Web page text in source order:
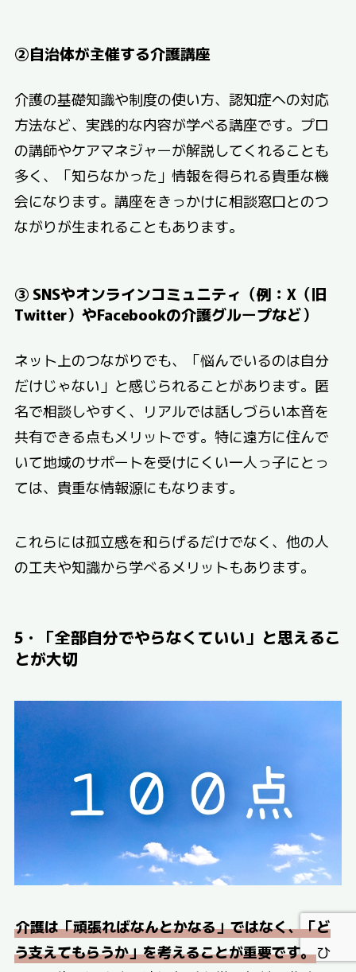
②自治体が主催する介護講座
介護の基礎知識や制度の使い方、認知症への対応
方法など、実践的な内容が学べる講座です。プロ
の講師やケアマネジャーが解説してくれることも
多く、「知らなかった」情報を得られる貴重な機
会になります。講座をきっかけに相談窓口とのつ
ながりが生まれることもあります。
③ SNSやオンラインコミュニティ（例：X（旧
Twitter）やFacebookの介護グループなど）
ネット上のつながりでも、「悩んでいるのは自分
だけじゃない」と感じられることがあります。匿
名で相談しやすく、リアルでは話しづらい本音を
共有できる点もメリットです。特に遠方に住んで
いて地域のサポートを受けにくい一人っ子にとっ
ては、貴重な情報源にもなります。
これらには孤立感を和らげるだけでなく、他の人
の工夫や知識から学べるメリットもあります。
5・「全部自分でやらなくていい」と思えるこ
とが大切
介護は「頑張ればなんとかなる」ではなく、「ど
う支えてもらうか」を考えることが重要です。ひ